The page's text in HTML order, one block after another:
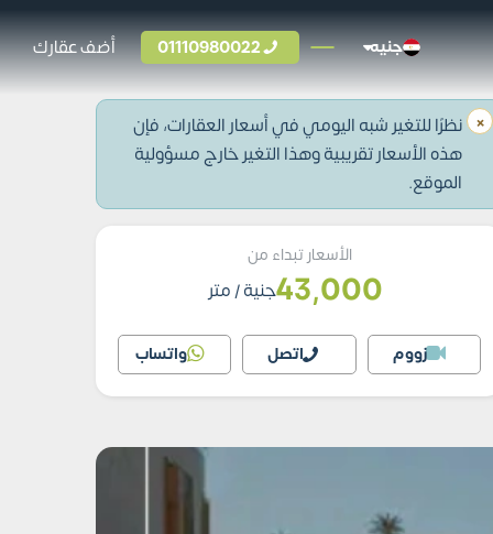
جنيه 01110980022 أضف عقارك
× نظرًا للتغير شبه اليومي في أسعار العقارات، فإن
هذه الأسعار تقريبية وهذا التغير خارج مسؤولية
الموقع.
الأسعار تبداء من
43,000جنية/ متر
زووم اتصل واتساب